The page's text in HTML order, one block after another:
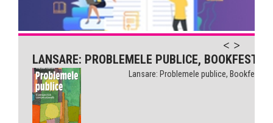
Comunicarea pentru sănătate...
LANSARE: PROBLEMELE PUBLICE, BOOKFEST
Lansare: Problemele publice, Bookfest